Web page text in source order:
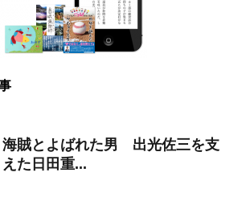
海賊とよばれた男 出光佐三を支
えた日田重...